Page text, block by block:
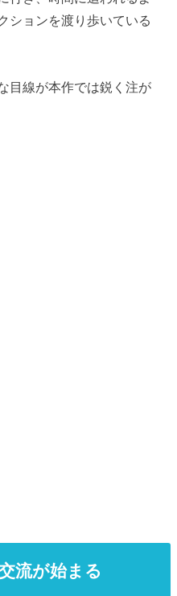
ションを渡り歩いている
目線が本作では鋭く注が
流が始まる